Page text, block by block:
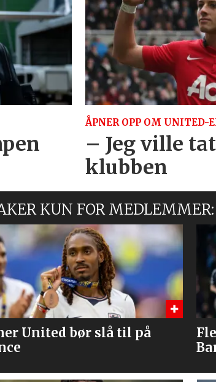
ÅPNER OPP OM UNITED-
– Jeg ville
klubben
KUN FOR MEDLEMMER:
journalister: Rodri velger
over Real Madrid